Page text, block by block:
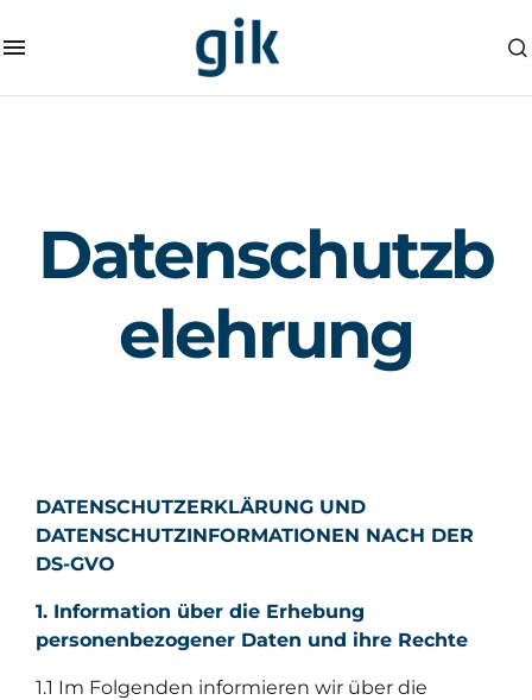
Datenschutzb
elehrung
DATENSCHUTZERKLÄRUNG UND
DATENSCHUTZINFORMATIONEN NACH DER
DS-GVO
1. Information über die Erhebung
personenbezogener Daten und ihre Rechte
1.1 Im Folgenden informieren wir über die